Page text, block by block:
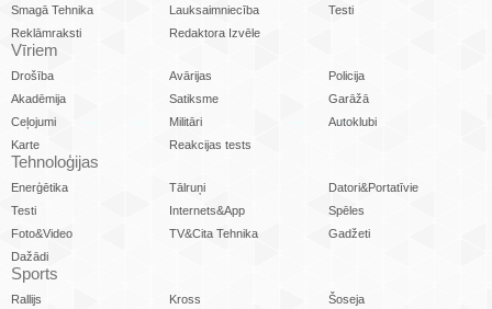
Smagā Tehnika
Lauksaimniecība
Testi
Reklāmraksti
Redaktora Izvēle
Vīriem
Drošība Avārijas
Policija
Akadēmija
Satiksme
Garāžā
Ceļojumi
Militāri
Autoklubi
Karte
Reakcijas tests
Tehnoloģijas
Enerģētika Tālruņi
Datori&Portatīvie
Testi
Internets&App
Spēles
Foto&Video
TV&Cita Tehnika
Gadžeti
Dažādi
Sports
Rallijs Kross
Šoseja